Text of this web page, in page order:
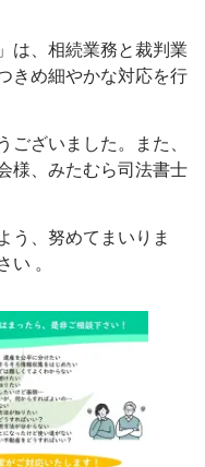
は、相続業務と裁判業
きめ細やかな対応を行
ざいました。また、
様、みたむら司法書士
う、努めてまいりま
い 。